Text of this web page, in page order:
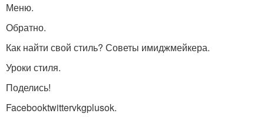
Меню.
Обратно.
Как найти свой стиль? Советы имиджмейкера.
Уроки стиля.
Поделись!
Facebooktwittervkgplusok.